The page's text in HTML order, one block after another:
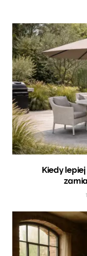
Kiedy